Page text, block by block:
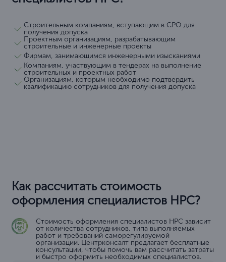
Строительным компаниям, вступающим в СРО для
получения допуска
Проектным организациям, разрабатывающим
строительные и инженерные проекты
Фирмам, занимающимся инженерными изысканиями
Компаниям, участвующим в тендерах на выполнение
строительных и проектных работ
Организациям, которым необходимо подтвердить
квалификацию сотрудников для получения допуска
Как рассчитать стоимость
оформления специалистов НРС?
Стоимость оформления специалистов НРС зависит
от количества сотрудников, типа выполняемых
работ и требований саморегулируемой
организации. Центрконсалт предлагает бесплатные
консультации, чтобы помочь вам рассчитать затраты
и быстро оформить необходимых специалистов.